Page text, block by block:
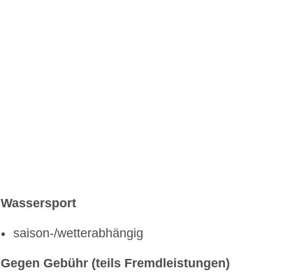
Wassersport
saison-/wetterabhängig
Gegen Gebühr (teils Fremdleistungen)